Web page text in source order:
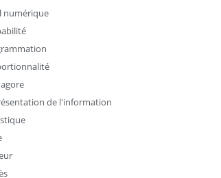
numérique
de l'information